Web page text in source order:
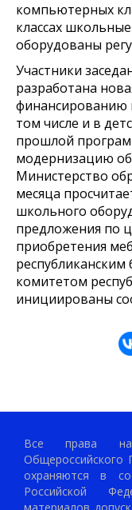
компьютерных
классах
оборудованы
Участники
разработана
финансированию
том числе и в
прошлой
модернизацию
Министерство
месяца
школьного
предложения по
приобретения
комитетом
инициированы
Все права на
Общероссийского
охраняются в
Российской